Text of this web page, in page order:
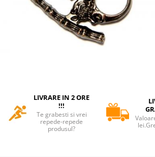
LIVRARE IN 2 ORE
!!!
Te grabesti si vrei
repede-repede
produsul?